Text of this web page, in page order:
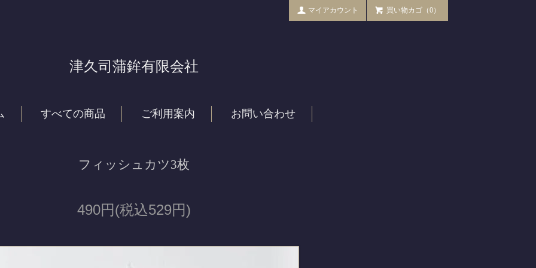
買い物カゴ（0）
マイアカウント
津久司蒲鉾有限会社
すべての商品 ご利用案内 お問い合わせ
フィッシュカツ3枚
490円(税込529円)